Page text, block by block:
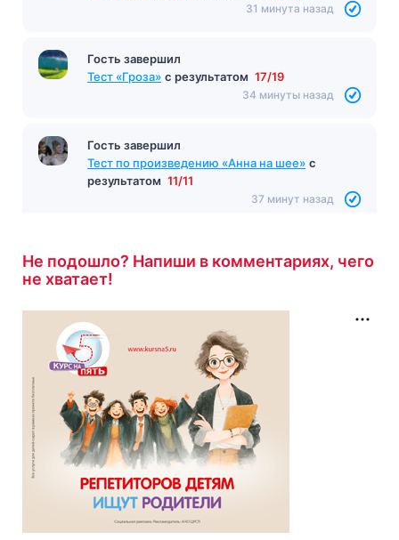
31 минута назад
Гость завершил
Тест «Гроза» с результатом 17/19
34 минуты назад
Гость завершил
Тест по произведению «Анна на шее» с
результатом 11/11
37 минут назад
Не подошло? Напиши в комментариях, чего
не хватает!